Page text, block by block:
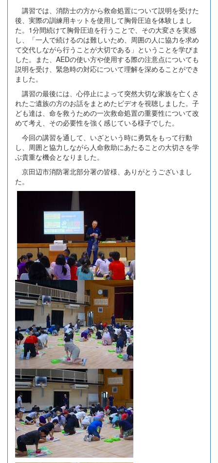
講習では、消防士の方から救命処置について説明を受けた
後、実際の訓練用キットを使用して胸骨圧迫を体験しまし
た。1分間続けて胸骨圧迫を行うことで、その大変さを実感
し、「一人で続けるのは難しいため、周囲の人に協力を求め
て交代しながら行うことが大切である」ということを学びま
した。また、AEDの使い方や使用する際の注意点についても
説明を受け、緊急時の対応について理解を深めることができ
ました。
講習の最後には、心停止によって突然大切な家族を亡くさ
れたご遺族の方のお話をまとめたビデオを視聴しました。子
ども達は、命を救うための一次救命処置の重要性について改
めて考え、その必要性を強く感じている様子でした。
今回の講習を通して、いざという時に勇気をもって行動
し、周囲と協力しながら人命救助にあたることの大切さを学
ぶ貴重な機会となりました。
京田辺市消防署北部分署の皆様、ありがとうございまし
た。